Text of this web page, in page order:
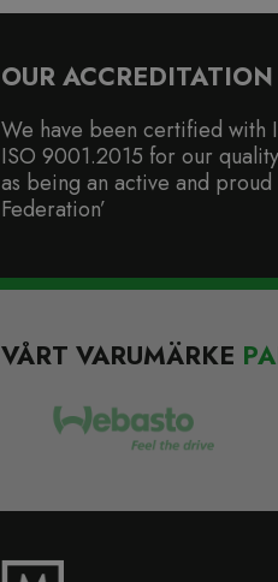
OUR ACCREDITATION
We have been certified with
ISO 9001.2015 for our
as being an active and
Federation’
VÅRT VARUMÄRKE